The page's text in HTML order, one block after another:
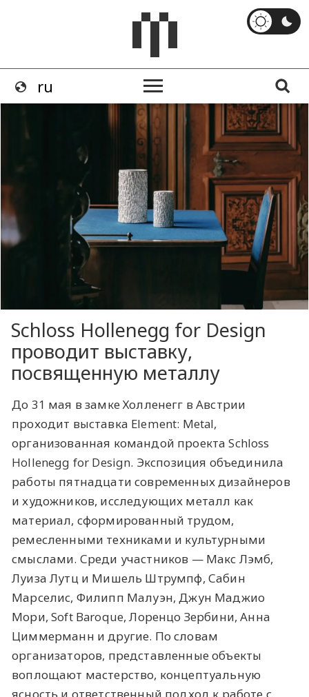
Schloss Hollenegg for Design
проводит выставку,
посвященную металлу
До 31 мая в замке Холленегг в Австрии
проходит выставка Element: Metal,
организованная командой проекта Schloss
Hollenegg for Design. Экспозиция объединила
работы пятнадцати современных дизайнеров
и художников, исследующих металл как
материал, сформированный трудом,
ремесленными техниками и культурными
смыслами. Среди участников — Макс Лэмб,
Луиза Лутц и Мишель Штрумпф, Сабин
Марселис, Филипп Малуэн, Джун Маджио
Мори, Soft Baroque, Лоренцо Зербини, Анна
Циммерманн и другие. По словам
организаторов, представленные объекты
воплощают мастерство, концептуальную
ясность и ответственный подход к работе с